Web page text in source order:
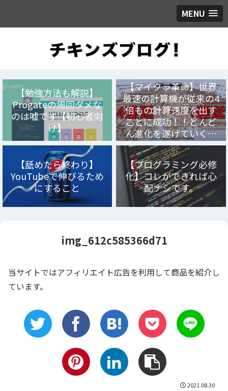
MENU
【勉強方法も解説】
Progateの周回ダメな
のは嘘です【初心者向
け】
【マイクラ革命】世界
最速の計算機が従来の4
倍もの計算速度を出す
ことに成功！！どんど
ん進化を遂げていく…
【舐めたら終わり】
YouTubeで伸びるため
にすること
【プログラミング必修
化】コレができれば心
配ナシです。
img_612c585366d71
当サイトではアフィリエイト広告を利用して商品を紹介し
ています。
2021.08.30